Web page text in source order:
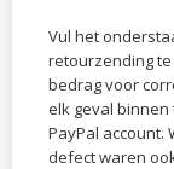
Vul het
retourzending
bedrag voor
elk geval
PayPal account.
defect waren